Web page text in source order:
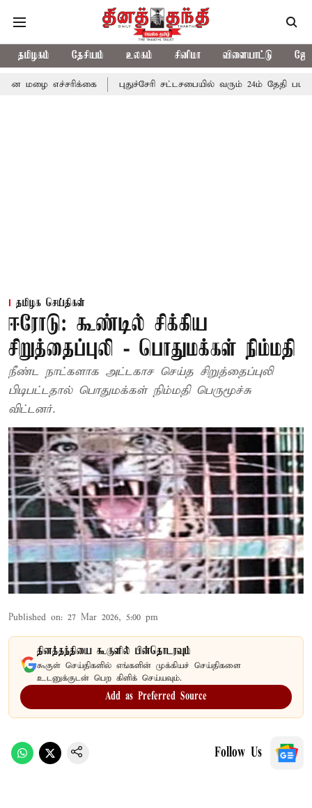
தமிழகம் தேசியம் உலகம் சினிமா விளையாட்டு
புதுச்சேரி சட்டசபையில் வரும் 24ம் தேதி பட்ஜெட்
தமிழக செய்திகள்
ஈரோடு: கூண்டில் சிக்கிய
சிறுத்தைப்புலி - பொதுமக்கள் நிம்மதி
நீண்ட நாட்களாக அட்டகாச செய்த சிறுத்தைப்புலி
பிடிபட்டதால் பொதுமக்கள் நிம்மதி பெருமூச்சு
விட்டனர்.
Published on: 27 Mar 2026, 5:00 pm
தினத்தந்தியை கூகுளில் பின்தொடரவும்
கூகுள் செய்திகளில் எங்களின் முக்கியச் செய்திகளை
உடனுக்குடன் பெற கிளிக் செய்யவும்.
Add as Preferred Source
Follow Us